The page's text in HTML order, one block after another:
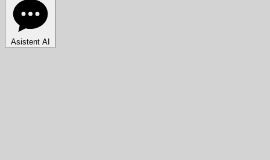
Asistent AI